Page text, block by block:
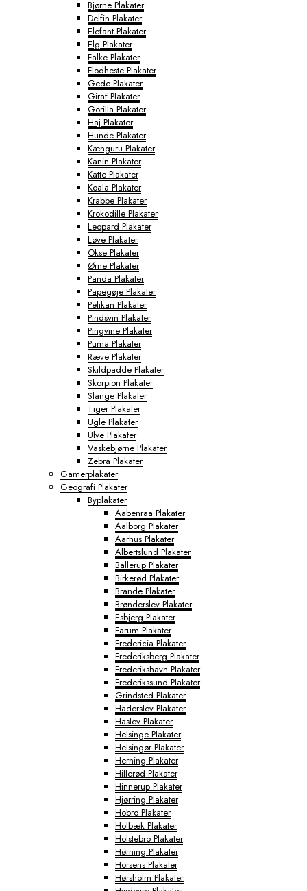
Bjørne Plakater
Delfin Plakater
Elefant Plakater
Elg Plakater
Falke Plakater
Flodheste Plakater
Gede Plakater
Giraf Plakater
Gorilla Plakater
Haj Plakater
Hunde Plakater
Kænguru Plakater
Kanin Plakater
Katte Plakater
Koala Plakater
Krabbe Plakater
Krokodille Plakater
Leopard Plakater
Løve Plakater
Okse Plakater
Ørne Plakater
Panda Plakater
Papegøje Plakater
Pelikan Plakater
Pindsvin Plakater
Pingvine Plakater
Puma Plakater
Ræve Plakater
Skildpadde Plakater
Skorpion Plakater
Slange Plakater
Tiger Plakater
Ugle Plakater
Ulve Plakater
Vaskebjørne Plakater
Zebra Plakater
Gamerplakater
Geografi Plakater
Byplakater
Aabenraa Plakater
Aalborg Plakater
Aarhus Plakater
Albertslund Plakater
Ballerup Plakater
Birkerød Plakater
Brande Plakater
Brønderslev Plakater
Esbjerg Plakater
Farum Plakater
Fredericia Plakater
Frederiksberg Plakater
Frederikshavn Plakater
Frederikssund Plakater
Grindsted Plakater
Haderslev Plakater
Haslev Plakater
Helsinge Plakater
Helsingør Plakater
Herning Plakater
Hillerød Plakater
Hinnerup Plakater
Hjørring Plakater
Hobro Plakater
Holbæk Plakater
Holstebro Plakater
Hørning Plakater
Horsens Plakater
Hørsholm Plakater